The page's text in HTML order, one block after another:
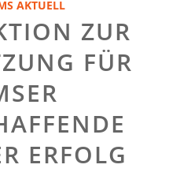
AKTUELL
ZUR
FÜR
ERFOLG